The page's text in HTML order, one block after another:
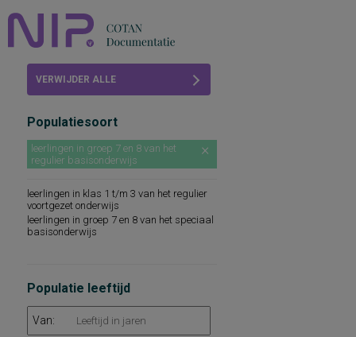
Abonneren
FAQ
VERWIJDER ALLE
Populatiesoort
leerlingen in groep 7 en 8 van het
regulier basisonderwijs
leerlingen in klas 1 t/m 3 van het regulier
voortgezet onderwijs
leerlingen in groep 7 en 8 van het speciaal
basisonderwijs
Populatie leeftijd
Van: